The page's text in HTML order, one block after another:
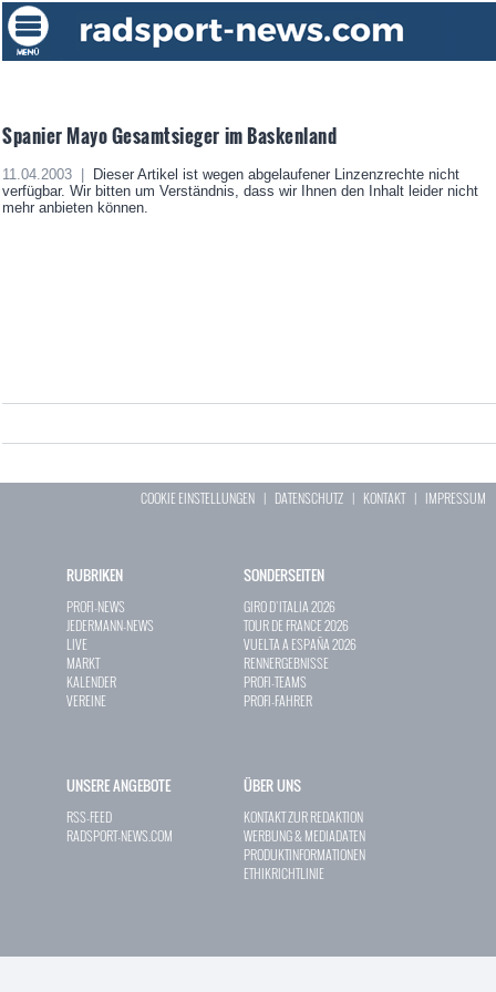
Spanier Mayo Gesamtsieger im Baskenland
11.04.2003 |
Dieser Artikel ist wegen abgelaufener Linzenzrechte nicht
verfügbar. Wir bitten um Verständnis, dass wir Ihnen den Inhalt leider nicht
mehr anbieten können.
COOKIE EINSTELLUNGEN | DATENSCHUTZ | KONTAKT| IMPRESSUM
RUBRIKEN
PROFI-NEWS
JEDERMANN-NEWS
LIVE
MARKT
KALENDER
VEREINE
SONDERSEITEN
GIRO D`ITALIA 2026
TOUR DE FRANCE 2026
VUELTA A ESPAÑA 2026
RENNERGEBNISSE
PROFI-TEAMS
PROFI-FAHRER
UNSERE ANGEBOTE
RSS-FEED
RADSPORT-NEWS.COM
ÜBER UNS
KONTAKT ZUR REDAKTION
WERBUNG & MEDIADATEN
PRODUKTINFORMATIONEN
ETHIKRICHTLINIE